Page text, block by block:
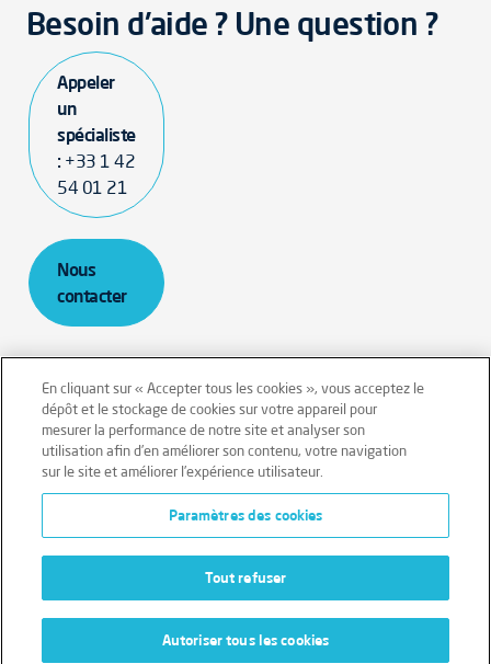
Besoin d'aide ? Une question ?
Appeler
un
spécialiste
: +33 1 42
54 01 21
Nous
contacter
Mentions légales
Conditions générales
Données personnelles
Données personnelles – Volontaires
Cookies
En cliquant sur « Accepter tous les cookies », vous acceptez le
dépôt et le stockage de cookies sur votre appareil pour
mesurer la performance de notre site et analyser son
utilisation afin d’en améliorer son contenu, votre navigation
sur le site et améliorer l’expérience utilisateur.
Paramètres des cookies
Tout refuser
Autoriser tous les cookies